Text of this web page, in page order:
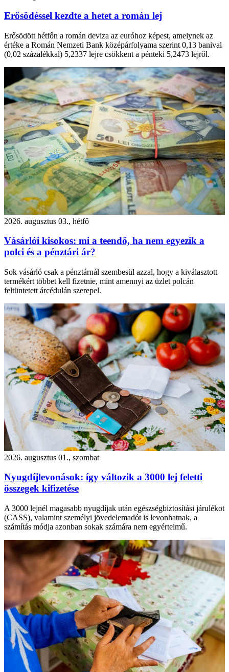
Erősödéssel kezdte a hetet a román lej
Erősödött hétfőn a román deviza az euróhoz képest, amelynek az
értéke a Román Nemzeti Bank középárfolyama szerint 0,13 banival
(0,02 százalékkal) 5,2337 lejre csökkent a pénteki 5,2473 lejről.
2026. augusztus 03., hétfő
Vásárlói kisokos: mi a teendő, ha nem egyezik a
polci és a pénztári ár?
Sok vásárló csak a pénztárnál szembesül azzal, hogy a kiválasztott
termékért többet kell fizetnie, mint amennyi az üzlet polcán
feltüntetett árcédulán szerepel.
2026. augusztus 01., szombat
Nyugdíjlevonások: így változik a 3000 lej feletti
összegek kifizetése
A 3000 lejnél magasabb nyugdíjak után egészségbiztosítási járulékot
(CASS), valamint személyi jövedelemadót is levonhatnak, a
számítás módja azonban sokak számára nem egyértelmű.